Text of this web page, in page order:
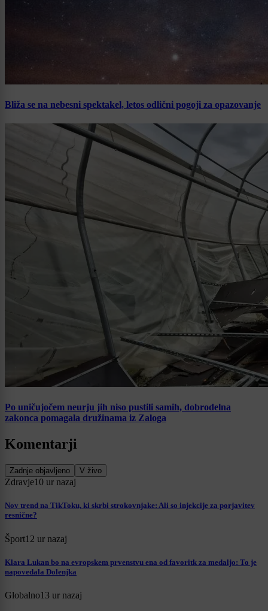
Bliža se na nebesni spektakel, letos odlični pogoji za opazovanje
Po uničujočem neurju jih niso pustili samih, dobrodelna
zakonca pomagala družinama iz Zaloga
Komentarji
Zadnje objavljeno V živo
Zdravje10 ur nazaj
Nov trend na TikToku, ki skrbi strokovnjake: Ali so injekcije za porjavitev
resnične?
Šport12 ur nazaj
Klara Lukan bo na evropskem prvenstvu ena od favoritk za medaljo: To je
napovedala Dolenjka
Globalno13 ur nazaj